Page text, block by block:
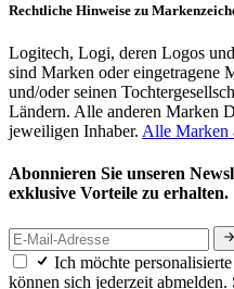
Rechtliche Hinweise zu
Logitech, Logi, deren Logos
sind Marken oder eingetragene
und/oder seinen
Ländern. Alle anderen Marken
jeweiligen Inhaber. Alle Marken
Abonnieren Sie unseren
exklusive Vorteile zu erhalten.
Ich möchte
können sich jederzeit abmelden.